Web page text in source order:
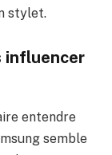
stylet.
influencer
entendre
semble